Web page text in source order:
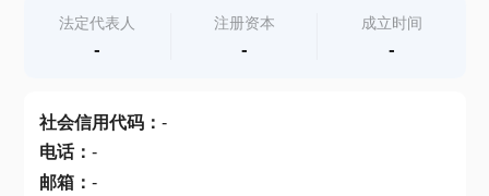
查产地
法定代表人
-
注册资本
-
成立时间
-
社会信用代码： -
电话： -
邮箱： -